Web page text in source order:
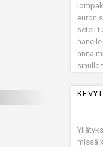
euron
seteli
anna
sinulle
missä